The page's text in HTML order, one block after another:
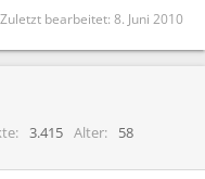
Zuletzt bearbeitet: 8. Juni 2010
3.415 Alter
58